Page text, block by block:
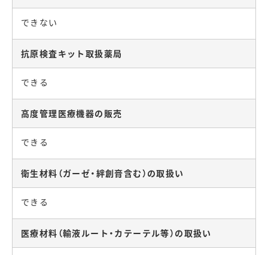
できない
抗原検査キット取扱薬局
できる
高度管理医療機器の販売
できる
衛生材料（ガーゼ・絆創膏含む）の取扱い
できる
医療材料（輸液ルート・カテーテル等）の取扱い